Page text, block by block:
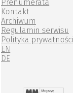
Prenumerata
Kontakt
Archiwum
Regulamin serwisu
Polityka prywatności
EN
DE